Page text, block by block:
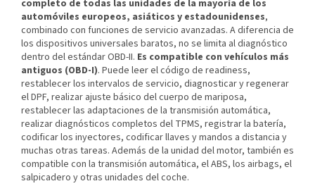
completo de todas las unidades de la mayoría de los
automóviles europeos, asiáticos y estadounidenses,
combinado con funciones de servicio avanzadas. A diferencia de
los dispositivos universales baratos, no se limita al diagnóstico
dentro del estándar OBD-II. Es compatible con vehículos más
antiguos (OBD-I). Puede leer el código de readiness,
restablecer los intervalos de servicio, diagnosticar y regenerar
el DPF, realizar ajuste básico del cuerpo de mariposa,
restablecer las adaptaciones de la transmisión automática,
realizar diagnósticos completos del TPMS, registrar la batería,
codificar los inyectores, codificar llaves y mandos a distancia y
muchas otras tareas. Además de la unidad del motor, también es
compatible con la transmisión automática, el ABS, los airbags, el
salpicadero y otras unidades del coche.